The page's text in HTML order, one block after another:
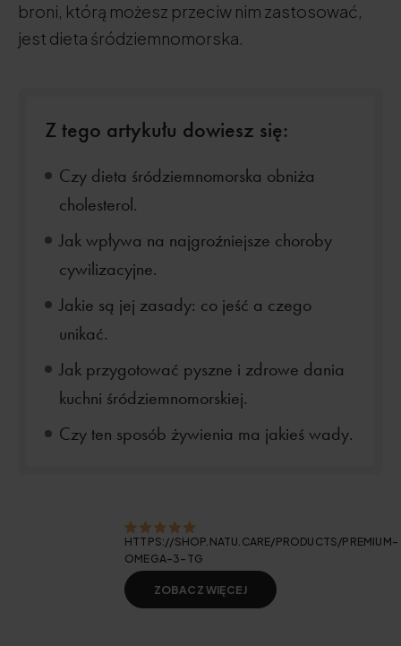
broni, którą możesz przeciw nim zastosować,
jest dieta śródziemnomorska.
Z tego artykułu dowiesz się:
Czy dieta śródziemnomorska obniża
cholesterol.
Jak wpływa na najgroźniejsze choroby
cywilizacyjne.
Jakie są jej zasady: co jeść a czego
unikać.
Jak przygotować pyszne i zdrowe dania
kuchni śródziemnomorskiej.
Czy ten sposób żywienia ma jakieś wady.
HTTPS://SHOP.NATU.CARE/PRODUCTS/PREMIUM-
OMEGA-3-TG
ZOBACZ WIĘCEJ